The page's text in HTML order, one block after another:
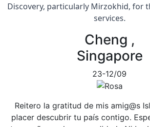
Discovery, particularly Mirzokhid, for
services.
Cheng ,
Singapore
23-12/09
Reitero la gratitud de mis amig@s
placer descubrir tu país contigo.